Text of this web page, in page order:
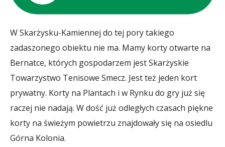
W Skarżysku-Kamiennej do tej pory takiego
zadaszonego obiektu nie ma. Mamy korty otwarte na
Bernatce, których gospodarzem jest Skarżyskie
Towarzystwo Tenisowe Smecz. Jest też jeden kort
prywatny. Korty na Plantach i w Rynku do gry już się
raczej nie nadają. W dość już odległych czasach piękne
korty na świeżym powietrzu znajdowały się na osiedlu
Górna Kolonia.